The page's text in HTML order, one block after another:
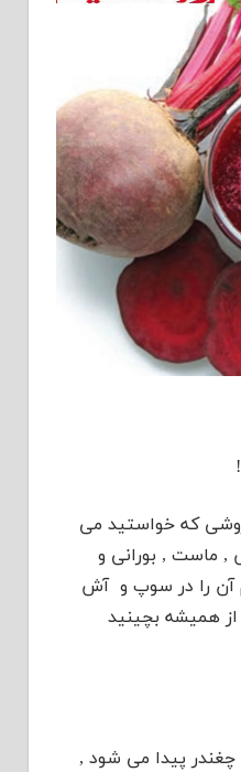
که خواستید می
, ماست , بورانی و
آن را در سوپ و آش
از همیشه بچینید
چغندر پیدا می شود ,